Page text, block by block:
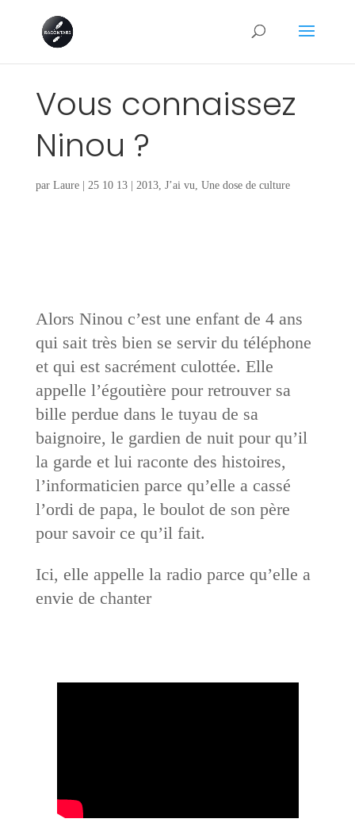
Vous connaissez
Ninou ?
par Laure| 25 10 13| 2013, J’ai vu Une dose de culture
Alors Ninou c’est une enfant de 4 ans
qui sait très bien se servir du téléphone
et qui est sacrément culottée. Elle
appelle l’égoutière pour retrouver sa
bille perdue dans le tuyau de sa
baignoire, le gardien de nuit pour qu’il
la garde et lui raconte des histoires,
l’informaticien parce qu’elle a cassé
l’ordi de papa, le boulot de son père
pour savoir ce qu’il fait.
Ici, elle appelle la radio parce qu’elle a
envie de chanter